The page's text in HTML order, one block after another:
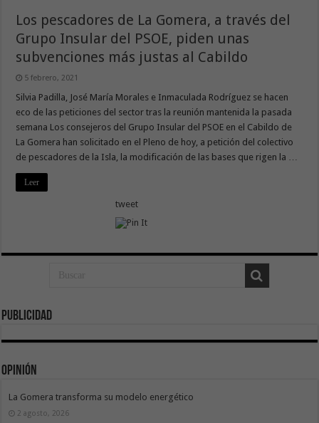
Los pescadores de La Gomera, a través del
Grupo Insular del PSOE, piden unas
subvenciones más justas al Cabildo
5 febrero, 2021
Silvia Padilla, José María Morales e Inmaculada Rodríguez se hacen
eco de las peticiones del sector tras la reunión mantenida la pasada
semana Los consejeros del Grupo Insular del PSOE en el Cabildo de
La Gomera han solicitado en el Pleno de hoy, a petición del colectivo
de pescadores de la Isla, la modificación de las bases que rigen la …
Leer
tweet
Publicidad
Opinión
La Gomera transforma su modelo energético
2 agosto, 2026